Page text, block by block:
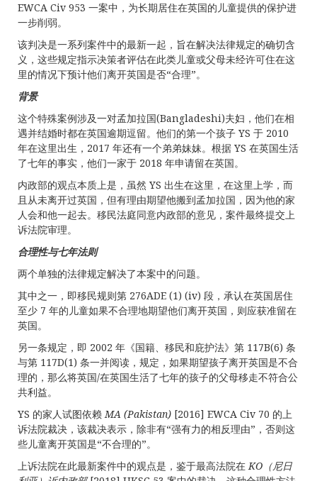
EWCA Civ 953 一案中，为长期居住在英国的儿童提供的保护进
一步削弱。
该判决是一系列案件中的最新一起，旨在解决法律规定的确切含
义，这些规定指示决策者评估在此类儿童或父母未经许可住在这
里的情况下预计他们离开英国是否“合理”。
背景
这个特殊案例涉及一对孟加拉国(Bangladeshi)夫妇，他们在相
遇并结婚时都在英国逾期逗留。他们的第一个孩子 YS 于 2010
年在这里出生，2017 年还有一个弟弟妹妹。根据 YS 在英国生活
了七年的事实，他们一家于 2018 年申请留在英国。
内政部的观点本质上是，虽然 YS 出生在这里，在这里上学，而
且从未离开过英国，但有理由期望他搬到孟加拉国，因为他的家
人会和他一起去。移民法庭同意内政部的意见，案件最终提交上
诉法院审理。
合理性与七年法则
两个单独的法律规定解决了本案中的问题。
其中之一，即移民规则第 276ADE (1) (iv) 段，承认在英国居住
至少 7 年的儿童如果不合理地期望他们离开英国，则应获准留在
英国。
另一条规定，即 2002 年《国籍、移民和庇护法》第 117B(6) 条
与第 117D(1) 条一并阅读，规定，如果期望孩子离开英国是不合
理的，那么将英国/在英国生活了七年的孩子的父母移走不符合公
共利益。
YS 的家人试图依赖MA (Pakistan) [2016] EWCA Civ 70 的上
诉法院裁决，该裁决表示，除非有“强有力的相反理由”，否则这
些儿童离开英国是“不合理的”。
上诉法院在此最新案件中的观点是，鉴于最高法院在KO （尼日